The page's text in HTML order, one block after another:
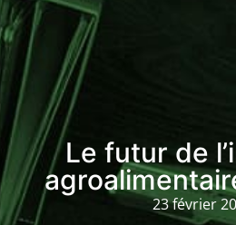
Le futur de
23 février